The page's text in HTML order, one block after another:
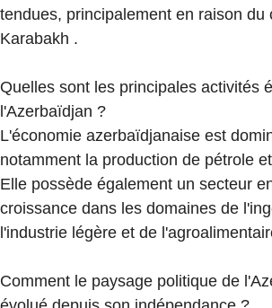
tendues, principalement en raison du
Karabakh .
Quelles sont les principales activités
l'Azerbaïdjan ?
L'économie azerbaïdjanaise est
notamment la production de pétrole
Elle possède également un secteur
croissance dans les domaines de
l'industrie légère et de
Comment le paysage politique de